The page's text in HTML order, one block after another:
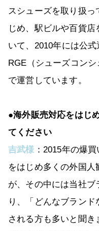
スシューズを取り扱
じめ、駅ビルや百貨
いて、2010年には公
RGE（シューズコン
で運営しています。
●海外販売対応をはじ
てください
吉武様 ：2015年の爆
をはじめ多くの外国
が、その中には当社
り、「どんなブラン
される方も多いと聞